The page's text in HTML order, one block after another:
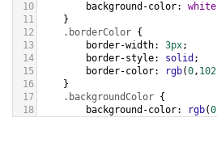
10
background-color: white
11
}
12
.borderColor {
13
border-width: 3px;
14
border-style: solid ;
15
border-color: rgb(0, 102
16
}
17
.backgroundColor {
18
background-color: rgb(0